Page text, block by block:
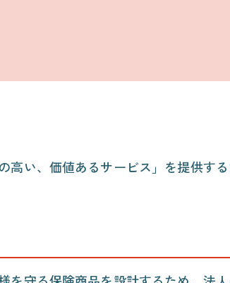
い、価値あるサービス」を提供す